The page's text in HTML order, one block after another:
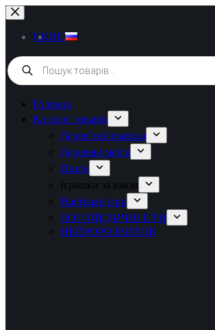
UKRU
Головна
Каталог товарів
Дерев’яні іграшки
Деревяні меблі
Пазли
Іграшки за віком
Настільні ігри
ЛОГОПЕДИЧНІ ІГРИ
НЕЙРОРОЗВИТОК